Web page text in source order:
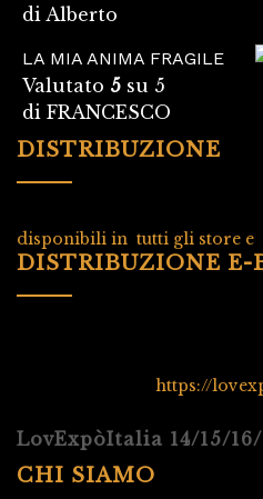
di Alberto
LA MIA ANIMA FRAGILE
Valutato 5 su 5
di FRANCESCO
DISTRIBUZIONE
disponibili in tutti gli store
DISTRIBUZIONE E-
https://
LovExpòItalia 14/15/
CHI SIAMO